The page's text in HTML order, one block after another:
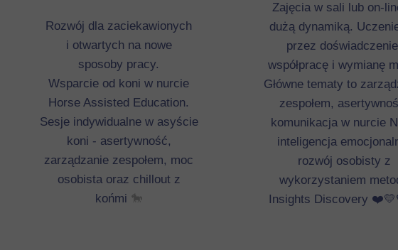
Zajęcia w sali lub on-
dużą dynamiką.
przez
współpracę i wymianę
Główne tematy to
zespołem,
komunikacja w nurcie
inteligencja
rozwój osobisty z
wykorzystaniem
Insights Discovery
Rozwój dla zaciekawionych
i otwartych na nowe
sposoby pracy.
Wsparcie od koni w nurcie
Horse Assisted Education.
Sesje indywidualne w asyście
koni - asertywność,
zarządzanie zespołem, moc
osobista oraz chillout z
końmi 🐎